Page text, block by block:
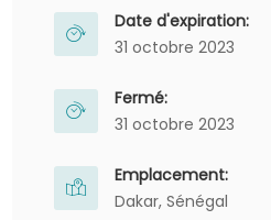
Date d'expiration:
31 octobre 2023
Fermé:
31 octobre 2023
Emplacement:
Dakar, Sénégal